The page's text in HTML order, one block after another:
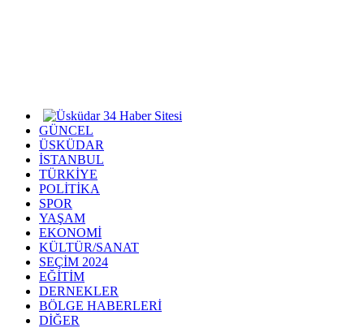
GÜNCEL
ÜSKÜDAR
İSTANBUL
TÜRKİYE
POLİTİKA
SPOR
YAŞAM
EKONOMİ
KÜLTÜR/SANAT
SEÇİM 2024
EĞİTİM
DERNEKLER
BÖLGE HABERLERİ
DİĞER